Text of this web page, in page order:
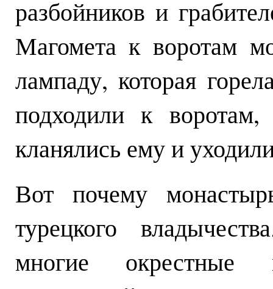
разбойников и
Магомета к воротам
лампаду, которая
подходили к
кланялись ему и
Вот почему
турецкого
многие